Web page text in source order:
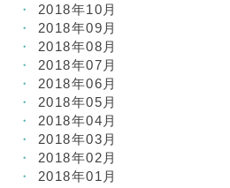
2018年10月
2018年09月
2018年08月
2018年07月
2018年06月
2018年05月
2018年04月
2018年03月
2018年02月
2018年01月